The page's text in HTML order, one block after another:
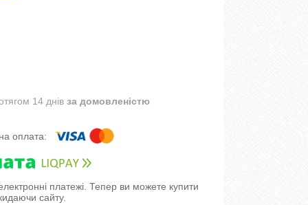
14 днів за домовленістю
платежі. Тепер ви можете купити
сайту.